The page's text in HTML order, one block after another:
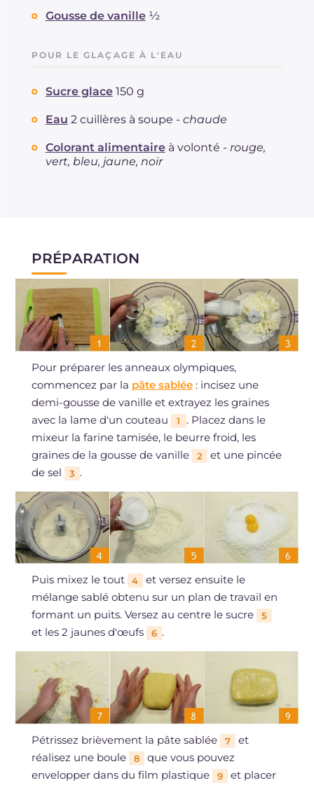
Gousse de vanille ½
POUR LE GLAÇAGE À L'EAU
Sucre glace 150 g
Eau 2 cuillères à soupe - chaude
Colorant alimentaire à volonté - rouge,
vert, bleu, jaune, noir
PRÉPARATION
Pour préparer les anneaux olympiques,
commencez par la pâte sablée: incisez une
demi-gousse de vanille et extrayez les graines
avec la lame d'un couteau
1
. Placez dans le
mixeur la farine tamisée, le beurre froid, les
graines de la gousse de vanille
2
et une pincée
de sel
3 .
Puis mixez le tout 4
et versez ensuite le
mélange sablé obtenu sur un plan de travail en
formant un puits. Versez au centre le sucre
5
et les 2 jaunes d'œufs 6 .
Pétrissez brièvement la pâte sablée 7
et
réalisez une boule
8
que vous pouvez
envelopper dans du film plastique
9 et placer